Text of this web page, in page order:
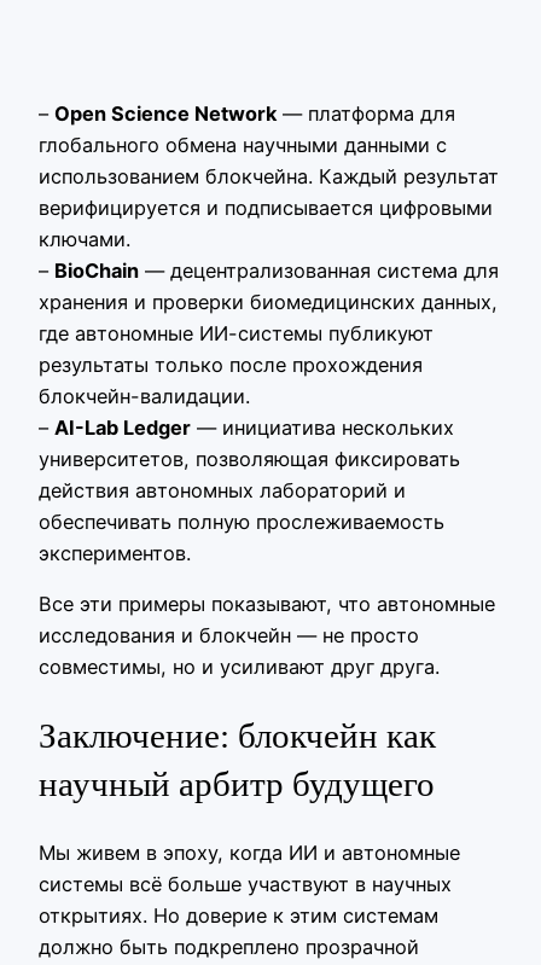
– Open Science Network — платформа для
глобального обмена научными данными с
использованием блокчейна. Каждый результат
верифицируется и подписывается цифровыми
ключами.
– BioChain — децентрализованная система для
хранения и проверки биомедицинских данных,
где автономные ИИ-системы публикуют
результаты только после прохождения
блокчейн-валидации.
– AI-Lab Ledger — инициатива нескольких
университетов, позволяющая фиксировать
действия автономных лабораторий и
обеспечивать полную прослеживаемость
экспериментов.
Все эти примеры показывают, что автономные
исследования и блокчейн — не просто
совместимы, но и усиливают друг друга.
Заключение: блокчейн как
научный арбитр будущего
Мы живем в эпоху, когда ИИ и автономные
системы всё больше участвуют в научных
открытиях. Но доверие к этим системам
должно быть подкреплено прозрачной